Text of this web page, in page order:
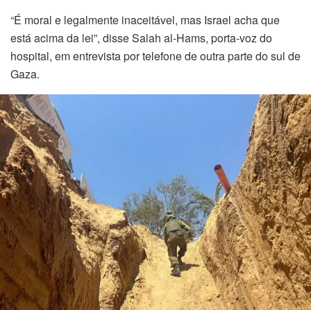
Panel
Panel
Panel
Oku
panel
panel
panel
Panel
“É moral e legalmente inaceitável, mas Israel acha que
está acima da lei”, disse Salah al-Hams, porta-voz do
hospital, em entrevista por telefone de outra parte do sul de
Gaza.